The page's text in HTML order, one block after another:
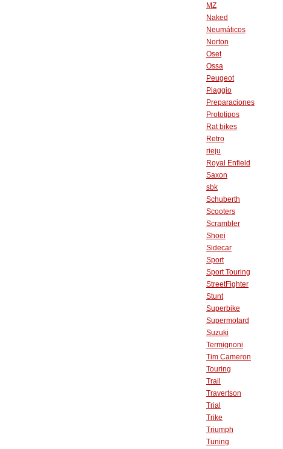
MZ
Naked
Neumáticos
Norton
Oset
Ossa
Peugeot
Piaggio
Preparaciones
Prototipos
Rat bikes
Retro
rieju
Royal Enfield
Saxon
sbk
Schuberth
Scooters
Scrambler
Shoei
Sidecar
Sport
Sport Touring
StreetFighter
Stunt
Superbike
Supermotard
Suzuki
Termignoni
Tim Cameron
Touring
Trail
Travertson
Trial
Trike
Triumph
Tuning